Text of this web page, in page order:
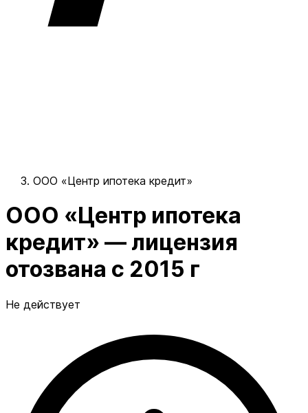
ООО «Центр ипотека кредит»
ООО «Центр ипотека
кредит» — лицензия
отозвана с 2015 г
Не действует